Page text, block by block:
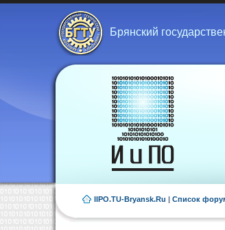
Брянский
IIPO.TU-Bryansk.Ru | Список